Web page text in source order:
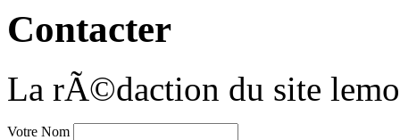
Contacter
La rÃ©daction du site
Votre Nom